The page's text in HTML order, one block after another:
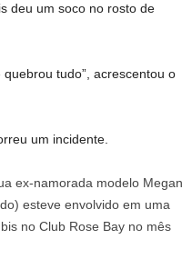
deu um soco no rosto de
tudo”, acrescentou o
um incidente.